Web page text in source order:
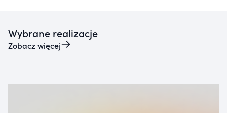
Wybrane realizacje
Zobacz więcej